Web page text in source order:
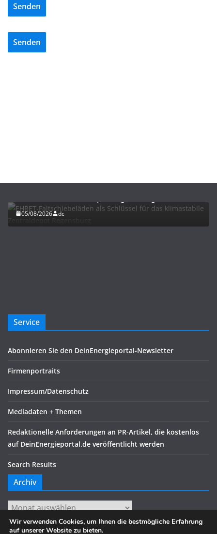
Senden
Senden
05/08/2026 dc
Service
Abonnieren Sie den DeinEnergieportal-Newsletter
Firmenportraits
Impressum/Datenschutz
Mediadaten + Themen
Redaktionelle Anforderungen an PR-Artikel, die kostenlos
auf DeinEnergieportal.de veröffentlicht werden
Search Results
Archiv
Archiv
Wir verwenden Cookies, um Ihnen die bestmögliche Erfahrung
auf unserer Website zu bieten.